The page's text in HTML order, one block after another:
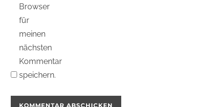
Browser
für
meinen
nächsten
Kommentar
speichern.